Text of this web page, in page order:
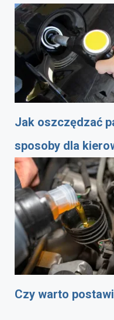
Jak oszczędzać
sposoby dla
Czy warto